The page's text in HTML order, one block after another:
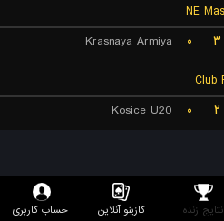
۳ ۰ Krasnaya Armiya
۲ ۰ Kosice U20
نتایج زنده کازینو آنلاین حساب کاربری